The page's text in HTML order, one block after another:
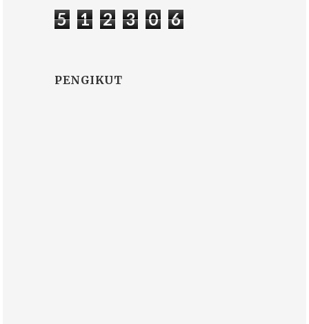
5 1 2 3 0 6
PENGIKUT